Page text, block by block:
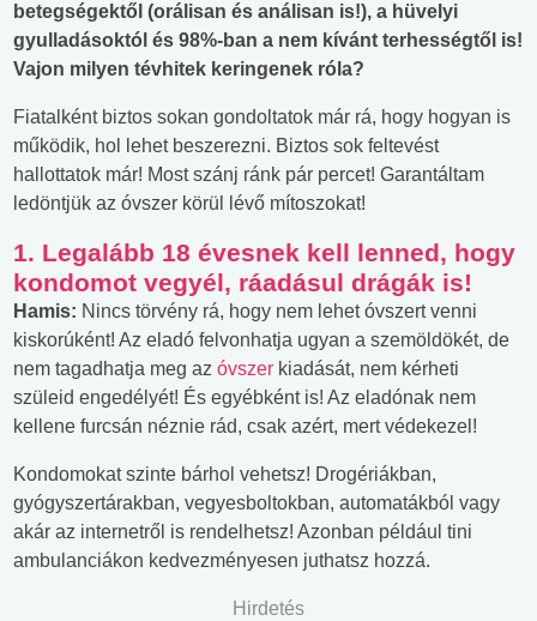
betegségektől (orálisan és análisan is!), a hüvelyi
gyulladásoktól és 98%-ban a nem kívánt terhességtől is!
Vajon milyen tévhitek keringenek róla?
Fiatalként biztos sokan gondoltatok már rá, hogy hogyan is
működik, hol lehet beszerezni. Biztos sok feltevést
hallottatok már! Most szánj ránk pár percet! Garantáltam
ledöntjük az óvszer körül lévő mítoszokat!
1. Legalább 18 évesnek kell lenned, hogy
kondomot vegyél, ráadásul drágák is!
Hamis: Nincs törvény rá, hogy nem lehet óvszert venni
kiskorúként! Az eladó felvonhatja ugyan a szemöldökét, de
nem tagadhatja meg az óvszer kiadását, nem kérheti
szüleid engedélyét! És egyébként is! Az eladónak nem
kellene furcsán néznie rád, csak azért, mert védekezel!
Kondomokat szinte bárhol vehetsz! Drogériákban,
gyógyszertárakban, vegyesboltokban, automatákból vagy
akár az internetről is rendelhetsz! Azonban például tini
ambulanciákon kedvezményesen juthatsz hozzá.
Hirdetés